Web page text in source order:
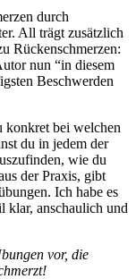
durch
All trägt zusätzlich
Rückenschmerzen:
nun “in diesem
Beschwerden
konkret bei welchen
du in jedem der
wie du
der Praxis, gibt
Ich habe es
klar, anschaulich und
vor, die